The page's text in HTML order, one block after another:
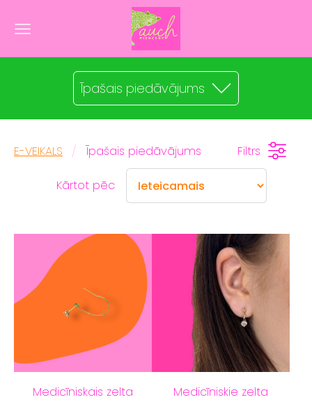
Īpašais piedāvājums
E-VEIKALS Īpašais piedāvājums Filtrs
Kārtot pēc
Medicīniskais zelta
Medicīniskie zelta